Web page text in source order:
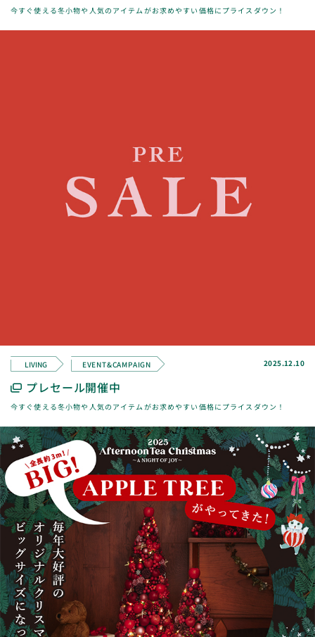
今すぐ使える冬小物や人気のアイテムがお求めやすい価格にプライスダウン！
プレセール開催中
今すぐ使える冬小物や人気のアイテムがお求めやすい価格にプライスダウン！
2025.12.10
LIVING EVENT&CAMPAIGN